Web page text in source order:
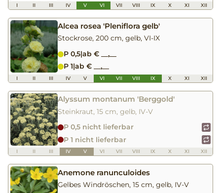
I II III IV V VI VII VIII IX X XI XII
Alcea rosea 'Pleniflora gelb'
Stockrose, 200 cm, gelb, VI-IX
P 0,5|ab € __,__
P 1|ab € __,__
I II III IV V VI VII VIII IX X XI XII
Alyssum montanum 'Berggold'
Steinkraut, 15 cm, gelb, IV-V
P 0,5 nicht lieferbar
P 1 nicht lieferbar
I II III IV V VI VII VIII IX X XI XII
Anemone ranunculoides
Gelbes Windröschen, 15 cm, gelb, IV-V